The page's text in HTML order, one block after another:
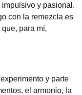
y pasional.
con la remezcla es
que, para mí,
y parte
el armonio, la